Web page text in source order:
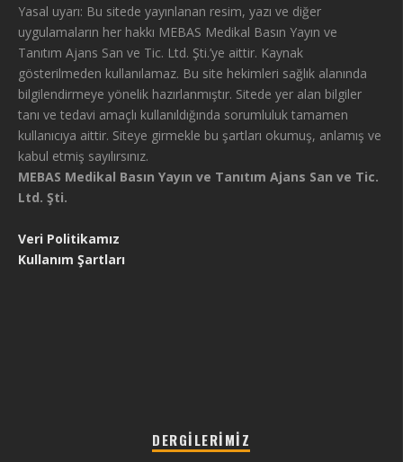
Yasal uyarı: Bu sitede yayınlanan resim, yazı ve diğer
uygulamaların her hakkı MEBAS Medikal Basın Yayın ve
Tanıtım Ajans San ve Tic. Ltd. Şti.’ye aittir. Kaynak
gösterilmeden kullanılamaz. Bu site hekimleri sağlık alanında
bilgilendirmeye yönelik hazırlanmıştır. Sitede yer alan bilgiler
tanı ve tedavi amaçlı kullanıldığında sorumluluk tamamen
kullanıcıya aittir. Siteye girmekle bu şartları okumuş, anlamış ve
kabul etmiş sayılırsınız.
MEBAS Medikal Basın Yayın ve Tanıtım Ajans San ve Tic.
Ltd. Şti.
Veri Politikamız
Kullanım Şartları
DERGILERIMIZ